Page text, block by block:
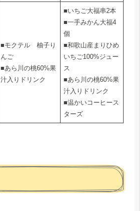
■モクテル 柚子り
んご
■あら川の桃60%果
汁入りドリンク
■いちご大福串2本
■一手みかん大福4
個
■和歌山産まりひめ
いちご100%ジュー
ス
■あら川の桃60%果
汁入りドリンク
■温かいコーヒース
ターズ